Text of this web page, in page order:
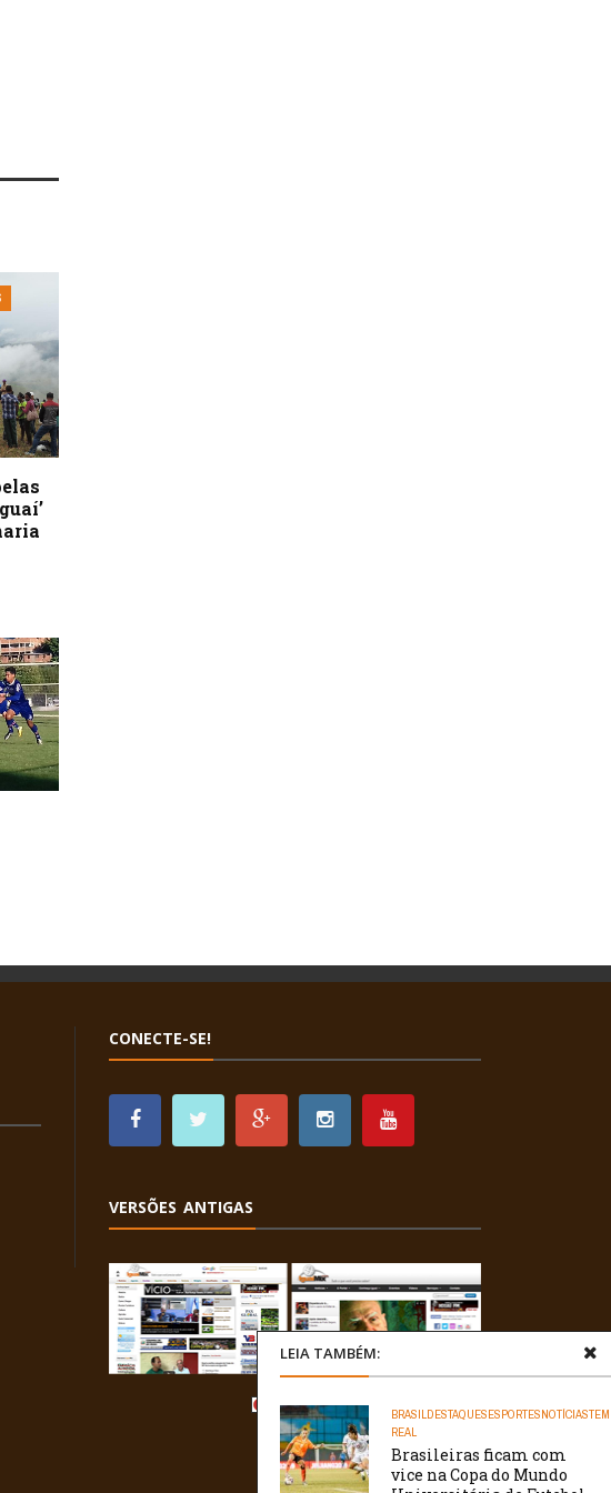
LEIA TAMBÉM:
BRASILDESTAQUESESPORTESNOTÍCIAS
REAL
Brasileiras ficam com
vice na Copa do Mundo
CONECTE-SE!
VERSÕES ANTIGAS